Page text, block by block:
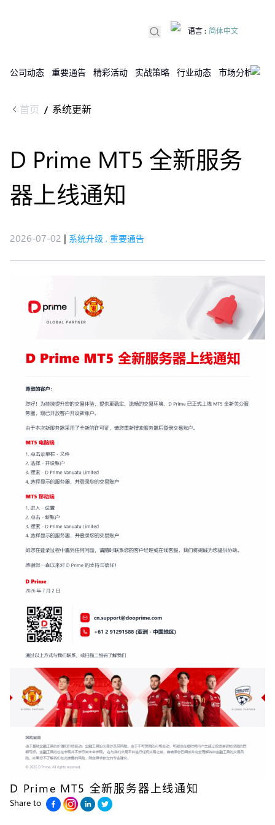
公司动态 重要通告 精彩活动 实战策略 行业动态 市场分析
语言 : 简体中文
首页 / 系统更新
D Prime MT5 全新服务
器上线通知
2026-07-02 | 系统升级 , 重要通告
D Prime MT5 全新服务器上线通知
Share to